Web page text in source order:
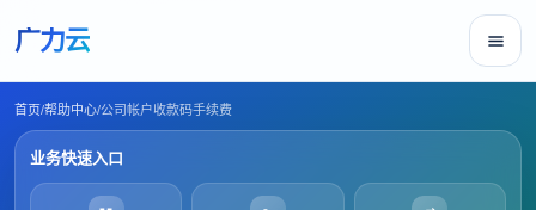
广力云
首页/帮助中心/公司帐户收款码手续费
业务快速入口